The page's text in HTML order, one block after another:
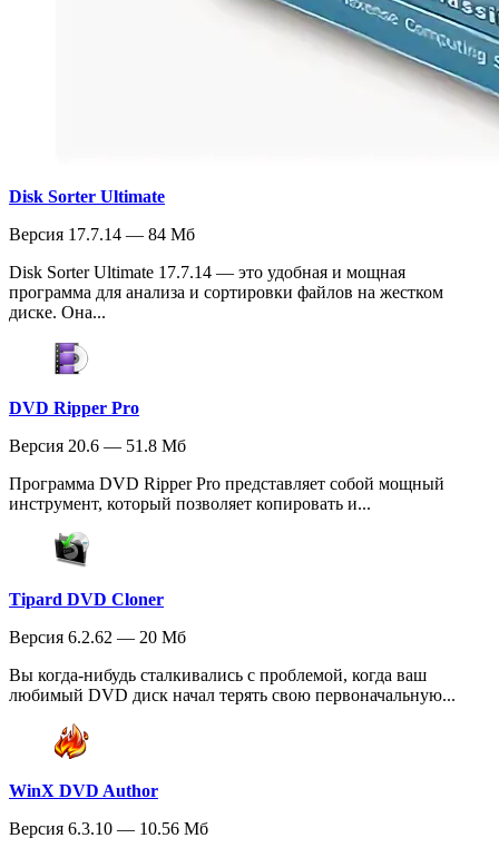
Disk Sorter Ultimate
Версия 17.7.14 — 84 Мб
Disk Sorter Ultimate 17.7.14 — это удобная и мощная
программа для анализа и сортировки файлов на жестком
диске. Она...
DVD Ripper Pro
Версия 20.6 — 51.8 Мб
Программа DVD Ripper Pro представляет собой мощный
инструмент, который позволяет копировать и...
Tipard DVD Cloner
Версия 6.2.62 — 20 Мб
Вы когда-нибудь сталкивались с проблемой, когда ваш
любимый DVD диск начал терять свою первоначальную...
WinX DVD Author
Версия 6.3.10 — 10.56 Мб